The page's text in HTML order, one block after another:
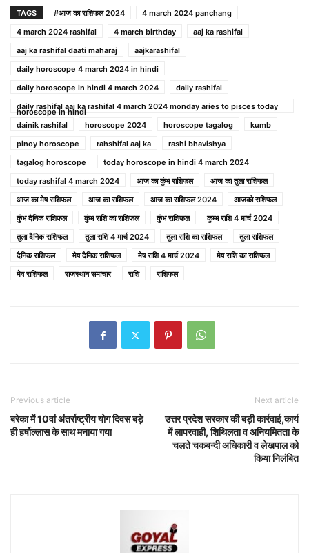
TAGS #आज का राशिफल 2024
4 march 2024 panchang
4 march 2024 rashifal
4 march birthday
aaj ka rashifal
aaj ka rashifal daati maharaj
aajkarashifal
daily horoscope 4 march 2024 in hindi
daily horoscope in hindi 4 march 2024
daily rashifal
daily rashifal aaj ka rashifal 4 march 2024 monday aries to pisces today
horoscope in hindi
dainik rashifal
horoscope 2024 horoscope tagalog
kumb
pinoy horoscope
rahshifal aaj ka
rashi bhavishya
tagalog horoscope
today horoscope in hindi 4 march 2024
today rashifal 4 march 2024
आज का कुंभ राशिफल
आज का तुला राशिफल
आज का मेष राशिफल
आज का राशिफल आज का राशिफल 2024
आजको राशिफल
कुंभ दैनिक राशिफल
कुंभ राशि का राशिफल कुंभ राशिफल
कुम्भ राशि 4 मार्च 2024
तुला दैनिक राशिफल
तुला राशि 4 मार्च 2024 तुला राशि का राशिफल
तुला राशिफल
दैनिक राशिफल
मेष दैनिक राशिफल मेष राशि 4 मार्च 2024
मेष राशि का राशिफल
मेष राशिफल
राजस्थान समाचार राशि राशिफल
Previous article
बरेका में 10वां अंतर्राष्ट्रीय योग दिवस बड़े
ही हर्षोल्लास के साथ मनाया गया
Next article
उत्तर प्रदेश सरकार की बड़ी कार्रवाई,कार्य
में लापरवाही, शिथिलता व अनियमितता के
चलते चकबन्दी अधिकारी व लेखपाल को
किया निलंबित